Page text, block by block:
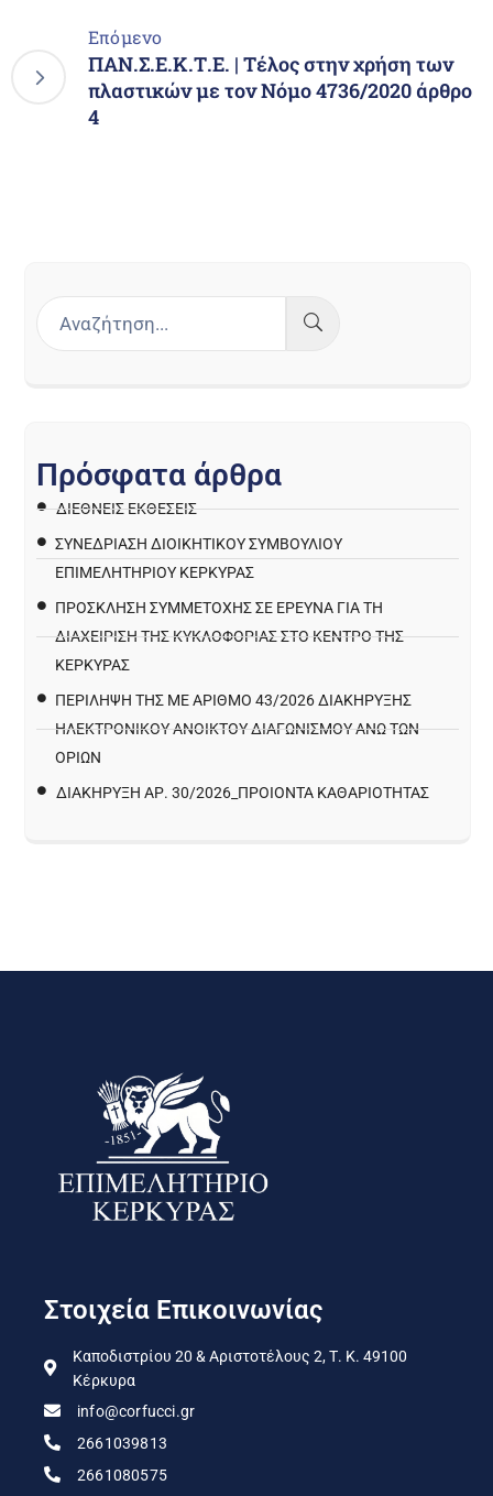
Επόμενο
ΠΑΝ.Σ.Ε.Κ.Τ.Ε. | Τέλος στην χρήση των
πλαστικών με τον Νόμο 4736/2020 άρθρο
4
Πρόσφατα άρθρα
ΔΙΕΘΝΕΙΣ ΕΚΘΕΣΕΙΣ
ΣΥΝΕΔΡΙΑΣΗ ΔΙΟΙΚΗΤΙΚΟΥ ΣΥΜΒΟΥΛΙΟΥ
ΕΠΙΜΕΛΗΤΗΡΙΟΥ ΚΕΡΚΥΡΑΣ
ΠΡΌΣΚΛΗΣΗ ΣΥΜΜΕΤΟΧΉΣ ΣΕ ΈΡΕΥΝΑ ΓΙΑ ΤΗ
ΔΙΑΧΕΊΡΙΣΗ ΤΗΣ ΚΥΚΛΟΦΟΡΊΑΣ ΣΤΟ ΚΈΝΤΡΟ ΤΗΣ
ΚΈΡΚΥΡΑΣ
ΠΕΡΙΛΗΨΗ ΤΗΣ ΜΕ ΑΡΙΘΜΟ 43/2026 ΔΙΑΚΗΡΥΞΗΣ
ΗΛΕΚΤΡΟΝΙΚΟΥ ΑΝΟΙΚΤΟΥ ΔΙΑΓΩΝΙΣΜΟΥ ΑΝΩ ΤΩΝ
ΟΡΙΩΝ
ΔΙΑΚΉΡΥΞΗ ΑΡ. 30/2026_ΠΡΟΙΌΝΤΑ ΚΑΘΑΡΙΌΤΗΤΑΣ
Στοιχεία Επικοινωνίας
Καποδιστρίου 20 & Αριστοτέλους 2, Τ. Κ. 49100
Κέρκυρα
info@corfucci.gr
2661039813
2661080575